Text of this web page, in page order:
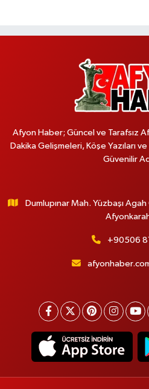
Afyon Haber; Güncel ve Tarafsız
Dakika Gelişmeleri, Köşe Yazıları
Güvenilir
Dumlupınar Mah. Yüzbaşı
+90506